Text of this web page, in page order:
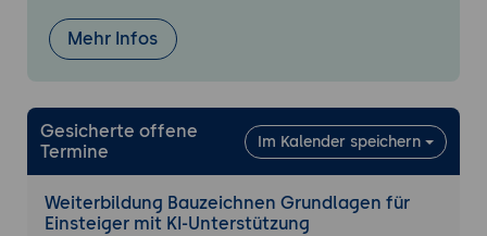
Wände, Fenster, Türen
Positionierung und Formatierung von
Textfeldern
Erstellung von Legenden und Maßketten
Einheitliche Darstellung durch KI-
Mehr Infos
Gesicherte offene
Termine
Im Kalender speichern
Weiterbildung Bauzeichnen Grundlagen für
Einsteiger mit KI-Unterstützung